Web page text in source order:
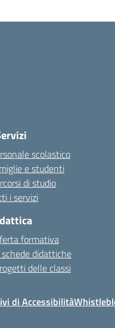
scolastico
e studenti
di studio
i servizi
formativa
schede didattiche
delle classi
di Accessibilità